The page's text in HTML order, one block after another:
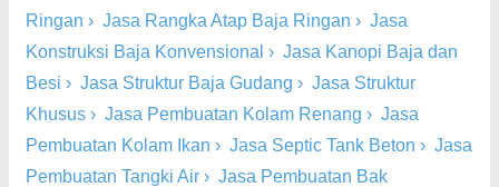
Ringan › Jasa Rangka Atap Baja Ringan › Jasa
Konstruksi Baja Konvensional › Jasa Kanopi Baja dan
Besi › Jasa Struktur Baja Gudang › Jasa Struktur
Khusus › Jasa Pembuatan Kolam Renang › Jasa
Pembuatan Kolam Ikan › Jasa Septic Tank Beton › Jasa
Pembuatan Tangki Air › Jasa Pembuatan Bak